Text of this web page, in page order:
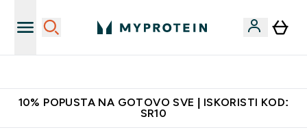
10% POPUSTA NA GOTOVO SVE | ISKORISTI KOD:
SR10